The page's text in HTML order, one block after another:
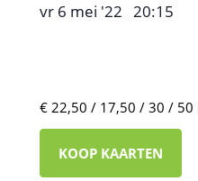
vr 6 mei '22 20:15
€ 22,50 / 17,50 / 30 / 50
KOOP KAARTEN